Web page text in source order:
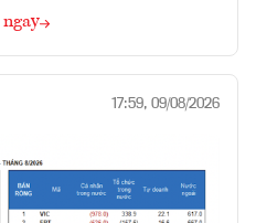
17:59, 09/08/2026